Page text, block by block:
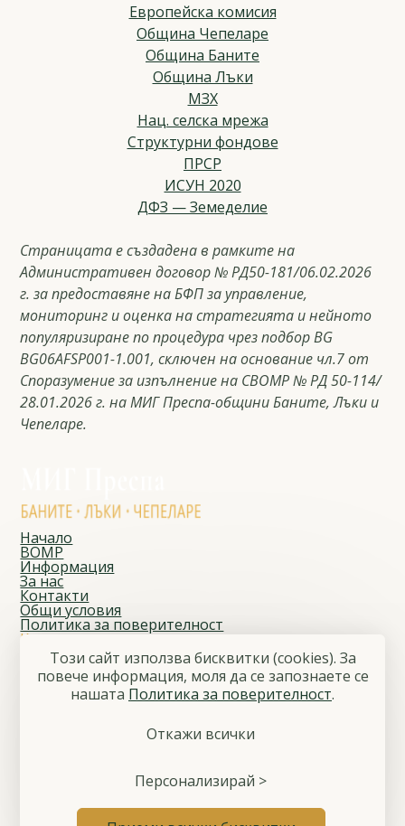
Европейска комисия
Община Чепеларе
Община Баните
Община Лъки
МЗХ
Нац. селска мрежа
Структурни фондове
ПРСР
ИСУН 2020
ДФЗ — Земеделие
Страницата е създадена в рамките на
Административен договор № РД50-181/06.02.2026
г. за предоставяне на БФП за управление,
мониторинг и оценка на стратегията и нейното
популяризиране по процедура чрез подбор BG
BG06AFSP001-1.001, сключен на основание чл.7 от
Споразумение за изпълнение на СВОМР № РД 50-114/
28.01.2026 г. на МИГ Преспа-общини Баните, Лъки и
Чепеларе.
Начало
ВОМР
Информация
За нас
Контакти
Общи условия
Политика за поверителност
Контакти
Адрес
Чепеларе, ул. „Йордан Данчев“ № 1
E-mail
migprespa@gmail.com
Управление на бисквитките
Този сайт използва бисквитки (cookies). За
повече информация, моля да се запознаете се
нашaтa Политика за поверителност.
Откажи всички
Персонализирай >